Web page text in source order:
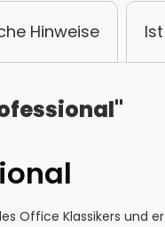
Hinweise
Office Klassikers und